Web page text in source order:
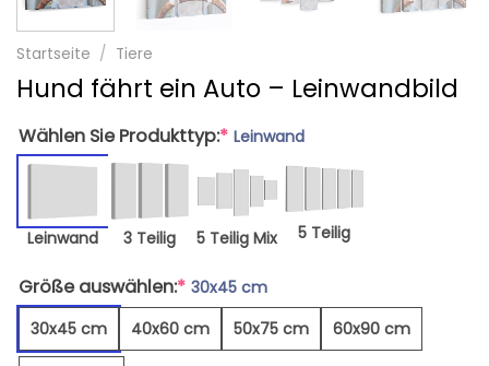
Startseite / Tiere
Hund fährt ein Auto – Leinwandbild
Wählen Sie Produkttyp:* Leinwand
Leinwand 3 Teilig 5 Teilig Mix 5 Teilig
Größe auswählen:* 30x45 cm
30x45 cm
40x60 cm 50x75 cm 60x90 cm